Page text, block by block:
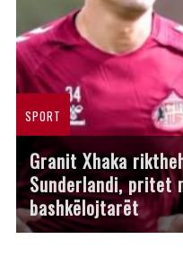
SPORT
Granit Xhaka
Sunderlandi, pritet
bashkëlojtarët